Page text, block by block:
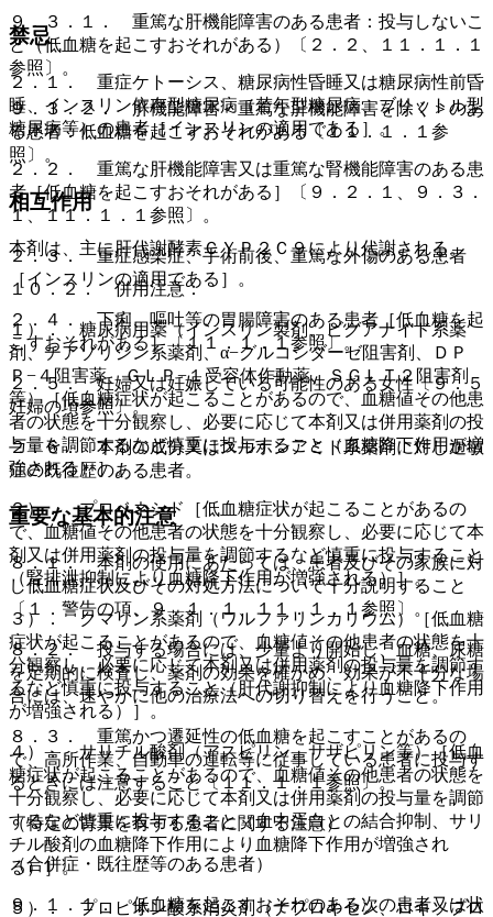
９．３．１． 重篤な肝機能障害のある患者：投与しないこ
と（低血糖を起こすおそれがある）〔２．２、１１．１．１
参照〕。
９．３．２． 肝機能障害＜重篤な肝機能障害を除く＞のあ
る患者：低血糖を起こすおそれがある〔１１．１．１参
照〕。
相互作用
本剤は、主に肝代謝酵素ＣＹＰ２Ｃ９により代謝される。
１０．２． 併用注意：
１）． 糖尿病用薬（インスリン製剤、ビグアナイド系薬
剤、チアゾリジン系薬剤、α−グルコシダーゼ阻害剤、ＤＰ
Ｐ−４阻害薬、ＧＬＰ−１受容体作動薬、ＳＧＬＴ２阻害剤
等）［低血糖症状が起こることがあるので、血糖値その他患
者の状態を十分観察し、必要に応じて本剤又は併用薬剤の投
与量を調節するなど慎重に投与すること（血糖降下作用が増
強される）］。
２）． プロベネシド［低血糖症状が起こることがあるの
で、血糖値その他患者の状態を十分観察し、必要に応じて本
剤又は併用薬剤の投与量を調節するなど慎重に投与すること
（腎排泄抑制により血糖降下作用が増強される）］。
３）． クマリン系薬剤（ワルファリンカリウム）［低血糖
症状が起こることがあるので、血糖値その他患者の状態を十
分観察し、必要に応じて本剤又は併用薬剤の投与量を調節す
るなど慎重に投与すること（肝代謝抑制により血糖降下作用
が増強される）］。
４）． サリチル酸剤（アスピリン、サザピリン等）［低血
糖症状が起こることがあるので、血糖値その他患者の状態を
十分観察し、必要に応じて本剤又は併用薬剤の投与量を調節
するなど慎重に投与すること（血中蛋白との結合抑制、サリ
チル酸剤の血糖降下作用により血糖降下作用が増強され
る）］。
５）． プロピオン酸系消炎剤（ナプロキセン、ロキソプロ
禁忌
２．１． 重症ケトーシス、糖尿病性昏睡又は糖尿病性前昏
睡、インスリン依存型糖尿病（若年型糖尿病、ブリットル型
糖尿病等）の患者［インスリンの適用である］。
２．２． 重篤な肝機能障害又は重篤な腎機能障害のある患
者［低血糖を起こすおそれがある］〔９．２．１、９．３．
１、１１．１．１参照〕。
２．３． 重症感染症、手術前後、重篤な外傷のある患者
［インスリンの適用である］。
２．４． 下痢、嘔吐等の胃腸障害のある患者［低血糖を起
こすおそれがある］〔１１．１．１参照〕。
２．５． 妊婦又は妊娠している可能性のある女性〔９．５
妊婦の項参照〕。
２．６． 本剤の成分又はスルホンアミド系薬剤に対し過敏
症の既往歴のある患者。
重要な基本的注意
８．１． 本剤の使用にあたっては、患者及びその家族に対
し低血糖症状及びその対処方法について十分説明すること
〔１．警告の項、９．１．１、１１．１．１参照〕。
８．２． 投与する場合には、少量より開始し、血糖、尿糖
を定期的に検査し、薬剤の効果を確かめ、効果が不十分な場
合には、速やかに他の治療法への切り替えを行うこと。
８．３． 重篤かつ遷延性の低血糖を起こすことがあるの
で、高所作業、自動車の運転等に従事している患者に投与す
るときには注意すること〔１１．１．１参照〕。
（特定の背景を有する患者に関する注意）
（合併症・既往歴等のある患者）
９．１．１． 低血糖を起こすおそれのある次の患者又は状